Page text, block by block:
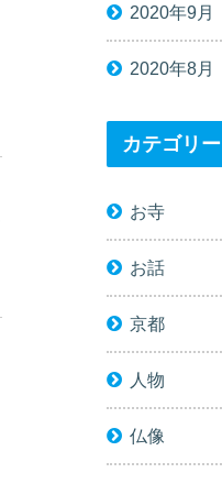
2020年9月
2020年8月
カテゴリー
お寺
お話
京都
人物
仏像